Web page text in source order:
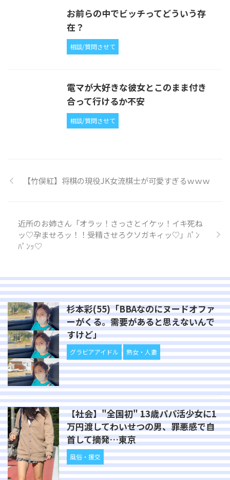
お前らの中でビッチってどういう存
在？
相談/質問させて
電マが大好きな彼女とこのまま付き
合って行けるか不安
相談/質問させて
【竹俣紅】将棋の現役JK女流棋士が可愛すぎるｗｗｗ
近所のお姉さん「オラッ！さっさとイケッ！イキ死ね
ッ♡孕ませろッ！！受精させろクソガキィッ♡」ﾊﾟﾝ
ﾊﾟﾝｯ♡
杉本彩(55)「BBAなのにヌードオファ
ーがくる。需要があると思えないんで
すけど」
グラビアアイドル 熟女・人妻
【社会】"全国初" 13歳パパ活少女に1
万円渡してわいせつの男、罪悪感で自
首して摘発…東京
風俗・援交